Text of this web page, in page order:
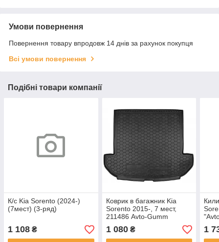
Умови повернення
Повернення товару впродовж 14 днів за рахунок покупця
Всі умови повернення
Подібні товари компанії
К/с Kia Sorento (2024-)
(7мест) (3-ряд)
1 108 ₴
Коврик в багажник Kia
Sorento 2015-, 7 мест,
211486 Avto-Gumm
1 080₴ 1